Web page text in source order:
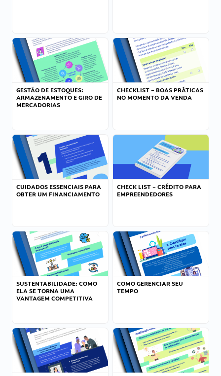
GESTÃO DE ESTOQUES:
ARMAZENAMENTO E GIRO DE
MERCADORIAS
CHECKLIST – BOAS PRÁTICAS
NO MOMENTO DA VENDA
CUIDADOS ESSENCIAIS PARA
OBTER UM FINANCIAMENTO
CHECK LIST – CRÉDITO PARA
EMPREENDEDORES
SUSTENTABILIDADE: COMO
ELA SE TORNA UMA
VANTAGEM COMPETITIVA
COMO GERENCIAR SEU
TEMPO